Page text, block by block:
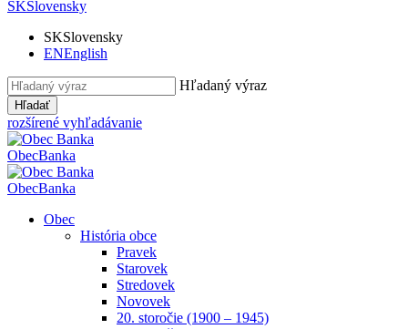
SKSlovensky
SKSlovensky
ENEnglish
Hľadaný výraz
Hľadať
rozšírené vyhľadávanie
ObecBanka
ObecBanka
Obec
História obce
Pravek
Starovek
Stredovek
Novovek
20. storočie (1900 – 1945)